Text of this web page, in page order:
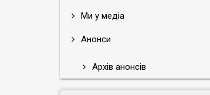
Ми у медіа
Анонси
Архів анонсів